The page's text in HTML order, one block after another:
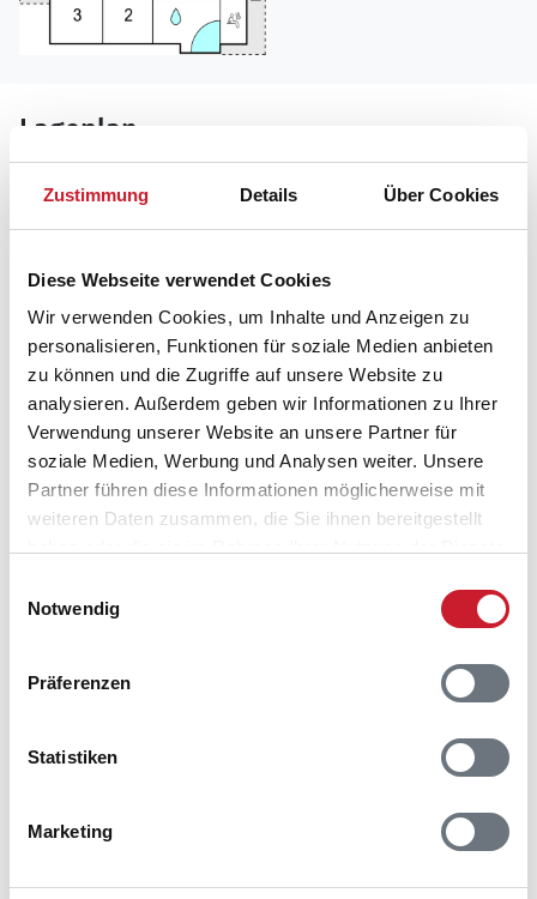
Zustimmung Details Über Cookies
Diese Webseite verwendet Cookies
Wir verwenden Cookies, um Inhalte und Anzeigen zu
personalisieren, Funktionen für soziale Medien anbieten
zu können und die Zugriffe auf unsere Website zu
analysieren. Außerdem geben wir Informationen zu Ihrer
Verwendung unserer Website an unsere Partner für
soziale Medien, Werbung und Analysen weiter. Unsere
Partner führen diese Informationen möglicherweise mit
weiteren Daten zusammen, die Sie ihnen bereitgestellt
Notwendig
Präferenzen
Statistiken
Marketing
Lageplan
Adresse
6430 Nordborg
Belegungskalender
Reisedauer auswählen